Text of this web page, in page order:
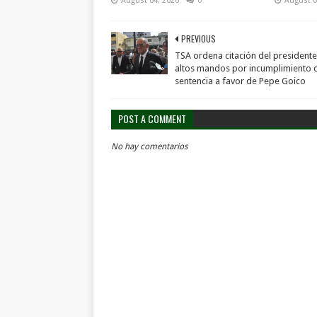
PREVIOUS
TSA ordena citación del
altos mandos por incumplimiento
sentencia a favor de Pepe Goico
POST A COMMENT
No hay comentarios